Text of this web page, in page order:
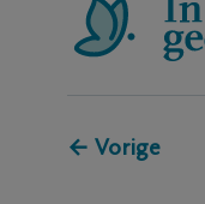
← Vorige